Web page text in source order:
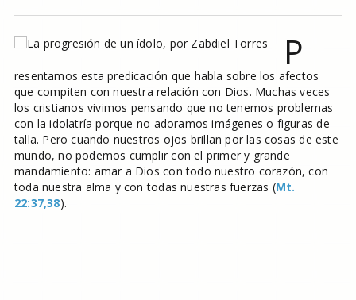
P
resentamos esta predicación que habla sobre los afectos
que compiten con nuestra relación con Dios. Muchas veces
los cristianos vivimos pensando que no tenemos problemas
con la idolatría porque no adoramos imágenes o figuras de
talla. Pero cuando nuestros ojos brillan por las cosas de este
mundo, no podemos cumplir con el primer y grande
mandamiento: amar a Dios con todo nuestro corazón, con
toda nuestra alma y con todas nuestras fuerzas (Mt.
22:37,38).